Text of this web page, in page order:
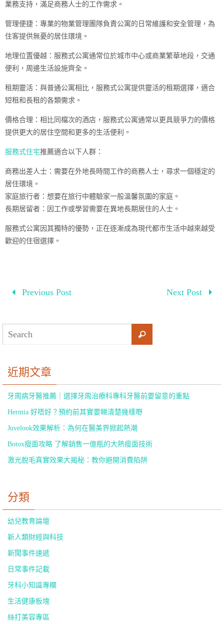
業務支持，滿足商務人士的工作需求。
管理便捷：專業的物業管理團隊負責公寓的日常維護和安全管理，為
住客提供無憂的居住環境。
地理位置優越：服務式公寓通常位於城市中心或商業繁華地段，交通
便利，周邊生活設施齊全。
租期靈活：與普通公寓相比，服務式公寓提供靈活的租期選擇，適合
短租和長租的各類需求。
價格合理：相比同檔次的酒店，服務式公寓通常以更具競爭力的價格
提供更大的居住空間和更多的生活便利。
服務式住宅推薦適合以下人群：
商務出差人士：需要在外地長時間工作的商務人士，尋求一個穩定的
居住環境。
家庭旅行者：想要在旅行中體驗家一般溫馨氛圍的家庭。
長期居留者：因工作或學習需要在異地長期居住的人士。
服務式公寓因其獨特的優勢，正在逐漸成為現代都市生活中越來越受
歡迎的住宿選擇。
Previous Post Next Post
近期文章
牙周病牙醫推薦｜選擇牙周治療科專科牙醫前要留意的重點
Hermia 好唔好？預約前其實要睇清楚幾樣嘢
Juvelook效果解析：為何在醫美界掀起熱潮
Botox瘦面攻略 了解銷售一億瓶的大熱瘦面技術
激光脫毛真實效果大揭秘：教你避開消費陷阱
分類
幼兒教育論壇
新人類財經與科技
新聞事件速遞
日常事件記載
牙科小知識專欄
生活健康板塊
絲打美容專區